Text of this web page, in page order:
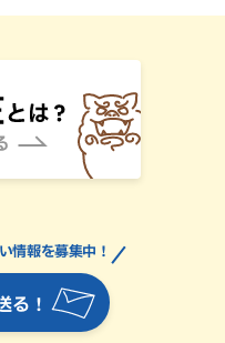
る！
情報を募集中！